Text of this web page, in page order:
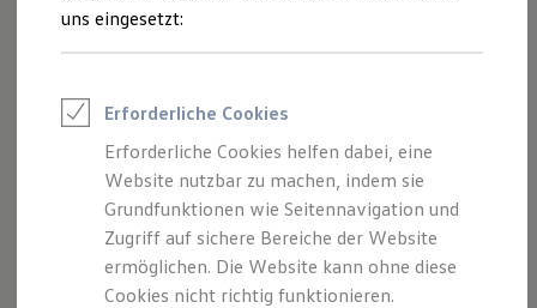
Rettungsdienste
ONE Business ID Vorteile
Fahrzeugsuche & Marktplatz
Digitaler Marktplatz
Kauf & Finanzierung
Online-Fahrzeugbewertung
Aktionen & Angebote
E-Auto-Förderung
Für Privatkunden
Für Gewerbekunden
Profi Paket
TopDeal
uns eingesetzt:
Erforderliche Cookies
Erforderliche Cookies helfen dabei, eine
Website nutzbar zu machen, indem sie
Grundfunktionen wie Seitennavigation und
Zugriff auf sichere Bereiche der Website
ermöglichen. Die Website kann ohne diese
Cookies nicht richtig funktionieren.